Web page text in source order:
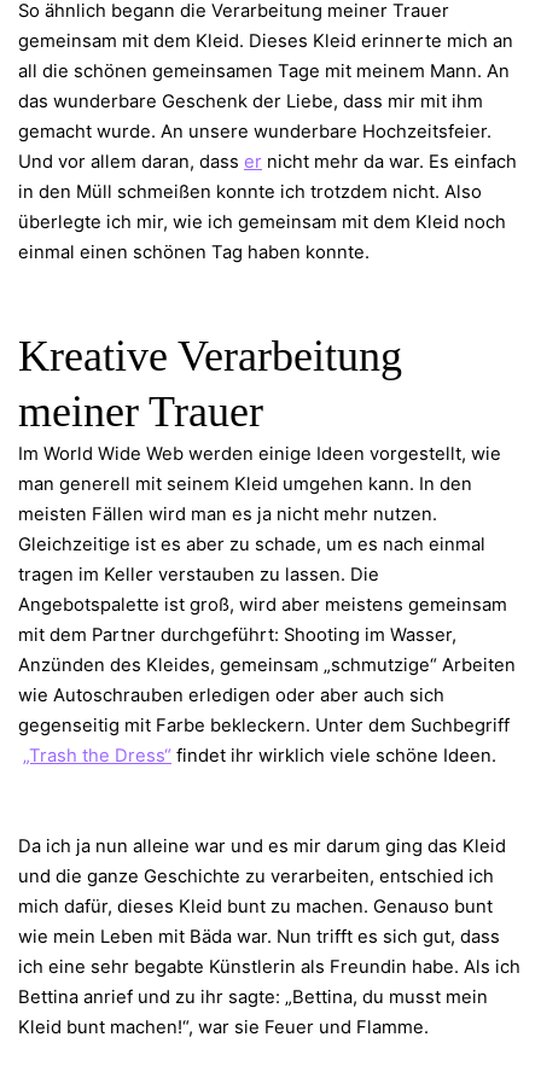
So ähnlich begann die Verarbeitung meiner Trauer
gemeinsam mit dem Kleid. Dieses Kleid erinnerte mich an
all die schönen gemeinsamen Tage mit meinem Mann. An
das wunderbare Geschenk der Liebe, dass mir mit ihm
gemacht wurde. An unsere wunderbare Hochzeitsfeier.
Und vor allem daran, dass er nicht mehr da war. Es einfach
in den Müll schmeißen konnte ich trotzdem nicht. Also
überlegte ich mir, wie ich gemeinsam mit dem Kleid noch
einmal einen schönen Tag haben konnte.
Kreative Verarbeitung
meiner Trauer
Im World Wide Web werden einige Ideen vorgestellt, wie
man generell mit seinem Kleid umgehen kann. In den
meisten Fällen wird man es ja nicht mehr nutzen.
Gleichzeitige ist es aber zu schade, um es nach einmal
tragen im Keller verstauben zu lassen. Die
Angebotspalette ist groß, wird aber meistens gemeinsam
mit dem Partner durchgeführt: Shooting im Wasser,
Anzünden des Kleides, gemeinsam „schmutzige“ Arbeiten
wie Autoschrauben erledigen oder aber auch sich
gegenseitig mit Farbe bekleckern. Unter dem Suchbegriff
„Trash the Dress“ findet ihr wirklich viele schöne Ideen.
Da ich ja nun alleine war und es mir darum ging das Kleid
und die ganze Geschichte zu verarbeiten, entschied ich
mich dafür, dieses Kleid bunt zu machen. Genauso bunt
wie mein Leben mit Bäda war. Nun trifft es sich gut, dass
ich eine sehr begabte Künstlerin als Freundin habe. Als ich
Bettina anrief und zu ihr sagte: „Bettina, du musst mein
Kleid bunt machen!“, war sie Feuer und Flamme.